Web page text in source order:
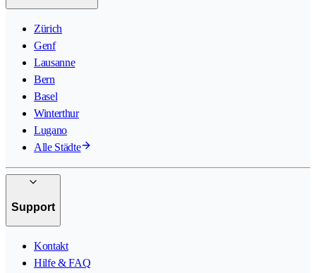
Zürich
Genf
Lausanne
Bern
Basel
Winterthur
Lugano
Alle Städte
Support
Kontakt
Hilfe & FAQ